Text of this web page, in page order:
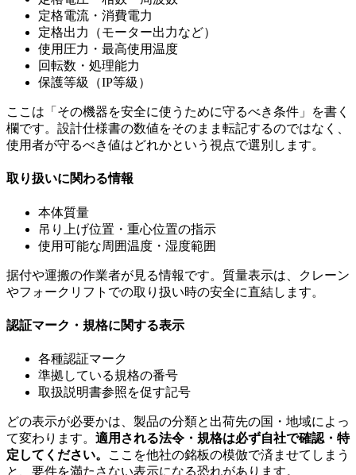
定格電流・消費電力
定格出力（モーター出力など）
使用圧力・最高使用温度
回転数・処理能力
保護等級（IP等級）
ここは「その機器を安全に使うために守るべき条件」を書く
欄です。設計仕様書の数値をそのまま転記するのではなく、
使用者が守るべき値はどれかという視点で選別します。
取り扱いに関わる情報
本体質量
吊り上げ位置・重心位置の指示
使用可能な周囲温度・湿度範囲
据付や運搬の作業者が見る情報です。質量表示は、クレーン
やフォークリフトでの取り扱い時の安全に直結します。
認証マーク・規格に関する表示
各種認証マーク
準拠している規格の番号
取扱説明書参照を促す記号
どの表示が必要かは、製品の分類と出荷先の国・地域によっ
て変わります。 適用される法令・規格は必ず自社で確認・特
定してください。
ここを他社の銘板の模倣で済ませてしまう
と、要件を満たさない表示になる恐れがあります。